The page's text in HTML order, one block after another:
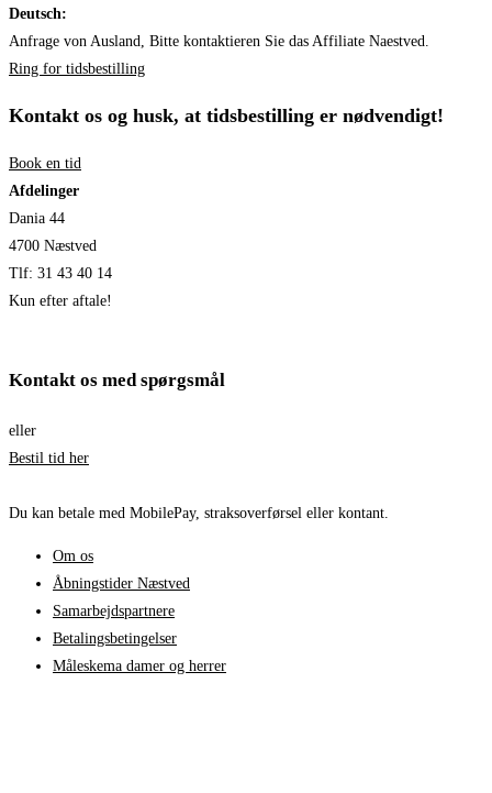
Deutsch:
Anfrage von Ausland, Bitte kontaktieren Sie das Affiliate Naestved.
Ring for tidsbestilling
Kontakt os og husk, at tidsbestilling er nødvendigt!​
Book en tid
Afdelinger
Dania 44
4700 Næstved
Tlf: 31 43 40 14
Kun efter aftale!
Kontakt os med spørgsmål
eller
Bestil tid her
Du kan betale med MobilePay, straksoverførsel eller kontant.
Om os
Åbningstider Næstved
Samarbejdspartnere
Betalingsbetingelser
Måleskema damer og herrer